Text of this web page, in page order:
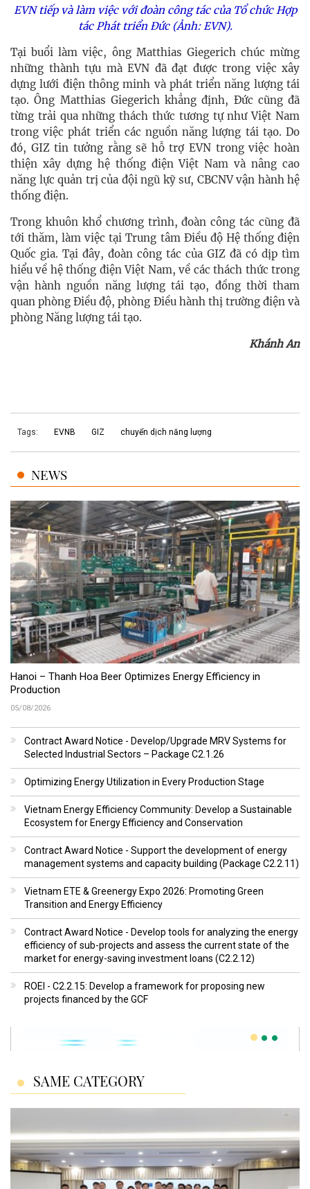
EVN tiếp và làm việc với đoàn công tác của Tổ chức Hợp
tác Phát triển Đức (Ảnh: EVN).
Tại buổi làm việc, ông Matthias Giegerich chúc mừng
những thành tựu mà EVN đã đạt được trong việc xây
dựng lưới điện thông minh và phát triển năng lượng tái
tạo. Ông Matthias Giegerich khẳng định, Đức cũng đã
từng trải qua những thách thức tương tự như Việt Nam
trong việc phát triển các nguồn năng lượng tái tạo. Do
đó, GIZ tin tưởng rằng sẽ hỗ trợ EVN trong việc hoàn
thiện xây dựng hệ thống điện Việt Nam và nâng cao
năng lực quản trị của đội ngũ kỹ sư, CBCNV vận hành hệ
thống điện.
Trong khuôn khổ chương trình, đoàn công tác cũng đã
tới thăm, làm việc tại Trung tâm Điều độ Hệ thống điện
Quốc gia. Tại đây, đoàn công tác của GIZ đã có dịp tìm
hiểu về hệ thống điện Việt Nam, về các thách thức trong
vận hành nguồn năng lượng tái tạo, đồng thời tham
quan phòng Điều độ, phòng Điều hành thị trường điện và
phòng Năng lượng tái tạo.
Khánh An
Tags: EVNB GIZ chuyển dịch năng lượng
NEWS
Hanoi – Thanh Hoa Beer Optimizes Energy Efficiency in
Production
05/08/2026
Contract Award Notice - Develop/Upgrade MRV Systems for
Selected Industrial Sectors – Package C2.1.26
Optimizing Energy Utilization in Every Production Stage
Vietnam Energy Efficiency Community: Develop a Sustainable
Ecosystem for Energy Efficiency and Conservation
Contract Award Notice - Support the development of energy
management systems and capacity building (Package C2.2.11)
Vietnam ETE & Greenergy Expo 2026: Promoting Green
Transition and Energy Efficiency
Contract Award Notice - Develop tools for analyzing the energy
efficiency of sub-projects and assess the current state of the
market for energy-saving investment loans (C2.2.12)
ROEI - C2.2.15: Develop a framework for proposing new
projects financed by the GCF
SAME CATEGORY